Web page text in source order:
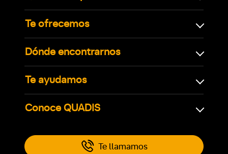
Te ofrecemos
Dónde encontrarnos
Te ayudamos
Conoce QUADIS
Te llamamos